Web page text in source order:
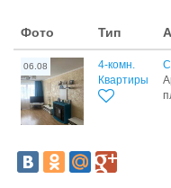
Фото Тип
06.08
4-комн.
Квартиры